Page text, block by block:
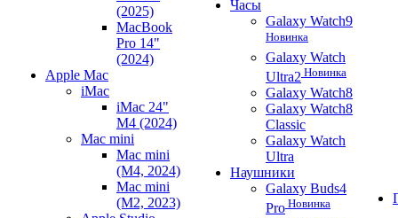
(2025)
MacBook
Pro 14"
(2024)
Apple Mac
iMac
iMac 24"
M4 (2024)
Mac mini
Mac mini
(M4, 2024)
Mac mini
(M2, 2023)
Часы
Galaxy Watch9
Новинка
Galaxy Watch
Ultra2 Новинка
Galaxy Watch8
Galaxy Watch8
Classic
Galaxy Watch
Ultra
Наушники
Galaxy Buds4
Pro Новинка